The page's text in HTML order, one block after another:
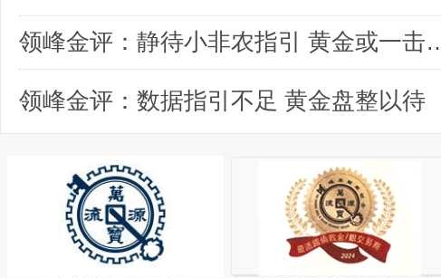
领峰金评：静待小
领峰金评：数据指引不足 黄金盘整以待